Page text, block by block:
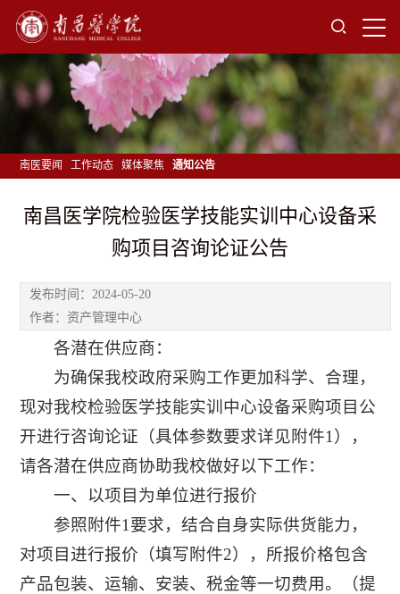
南医要闻 工作动态 媒体聚焦 通知公告
南昌医学院检验医学技能实训中心设备采
购项目咨询论证公告
发布时间：2024-05-20
作者：资产管理中心
各潜在供应商：
为确保我校政府采购工作更加科学、合理，
现对我校检验医学技能实训中心设备采购项目公
开进行咨询论证（具体参数要求详见附件1），
请各潜在供应商协助我校做好以下工作：
一、以项目为单位进行报价
参照附件1要求，结合自身实际供货能力，
对项目进行报价（填写附件2），所报价格包含
产品包装、运输、安装、税金等一切费用。（提